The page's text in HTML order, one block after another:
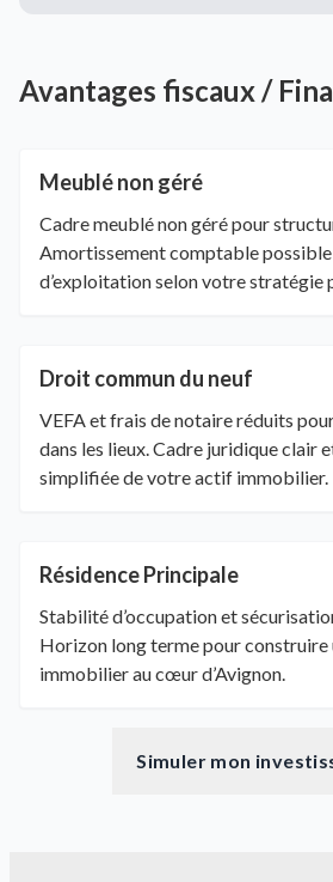
Avantages fiscaux /
Meublé non géré
Cadre meublé non géré pour
Amortissement comptable
d’exploitation selon votre stratégie
Droit commun du neuf
VEFA et frais de notaire réduits
dans les lieux. Cadre juridique clair
simplifiée de votre actif immobilier.
Résidence Principale
Stabilité d’occupation et
Horizon long terme pour construire
immobilier au cœur d’Avignon.
Simuler mon